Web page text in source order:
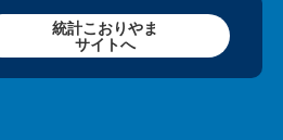
統計こおりやま
サイトへ